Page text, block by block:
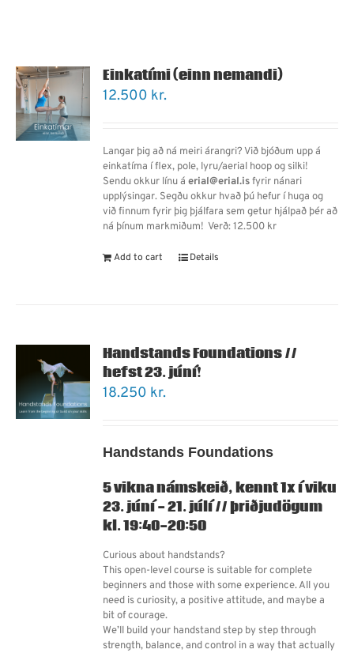
Einkatími (einn nemandi)
12.500 kr.
Langar þig að ná meiri árangri? Við bjóðum upp á
einkatíma í flex, pole, lyru/aerial hoop og silki!
Sendu okkur línu áerial@erial.isfyrir nánari
upplýsingar. Segðu okkur hvað þú hefur í huga og
við finnum fyrir þig þjálfara sem getur hjálpað þér að
ná þínum markmiðum! Verð: 12.500 kr
Add to cart Details
Handstands Foundations //
hefst 23. júní!
18.250 kr.
Handstands Foundations
5 vikna námskeið, kennt 1x í viku
23. júní - 21. júlí // þriðjudögum
kl. 19:40-20:50
Curious about handstands?
This open-level course is suitable for complete
beginners and those with some experience. All you
need is curiosity, a positive attitude, and maybe a
bit of courage.
We’ll build your handstand step by step through
strength, balance, and control in a way that actually